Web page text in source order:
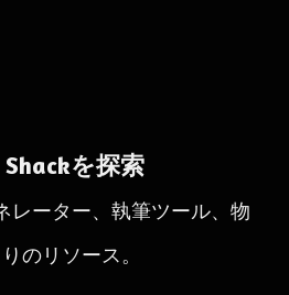
を探索
レーター、執筆ツール、物
のリソース。